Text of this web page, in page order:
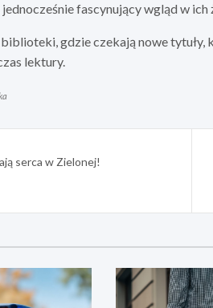
fascynujący wgląd w ich
gdzie czekają nowe
lektury.
serca w Zielonej!